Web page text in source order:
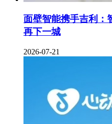
面壁智能携手吉利：
再下一城
2026-07-21